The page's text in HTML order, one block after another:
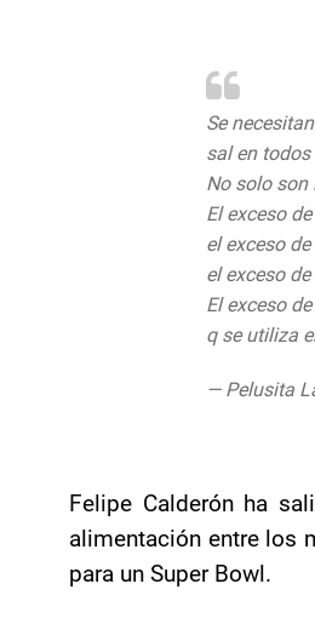
Se
sal en
No solo son
El exceso
el exceso
el exceso
El exceso
q se utiliza
— Pelusita
Felipe Calderón ha
alimentación entre los
para un Super Bowl.